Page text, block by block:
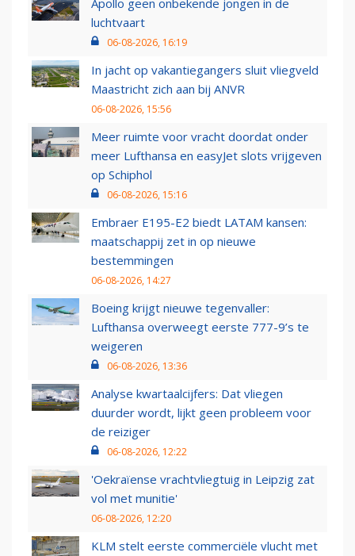
Apollo geen onbekende jongen in de
luchtvaart
06-08-2026, 16:19
In jacht op vakantiegangers sluit vliegveld
Maastricht zich aan bij ANVR
06-08-2026, 15:56
Meer ruimte voor vracht doordat onder
meer Lufthansa en easyJet slots vrijgeven
op Schiphol
06-08-2026, 15:16
Embraer E195-E2 biedt LATAM kansen:
maatschappij zet in op nieuwe
bestemmingen
06-08-2026, 14:27
Boeing krijgt nieuwe tegenvaller:
Lufthansa overweegt eerste 777-9’s te
weigeren
06-08-2026, 13:36
Analyse kwartaalcijfers: Dat vliegen
duurder wordt, lijkt geen probleem voor
de reiziger
06-08-2026, 12:22
'Oekraïense vrachtvliegtuig in Leipzig zat
vol met munitie'
06-08-2026, 12:20
KLM stelt eerste commerciële vlucht met